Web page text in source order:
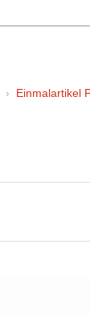
Einmalartikel